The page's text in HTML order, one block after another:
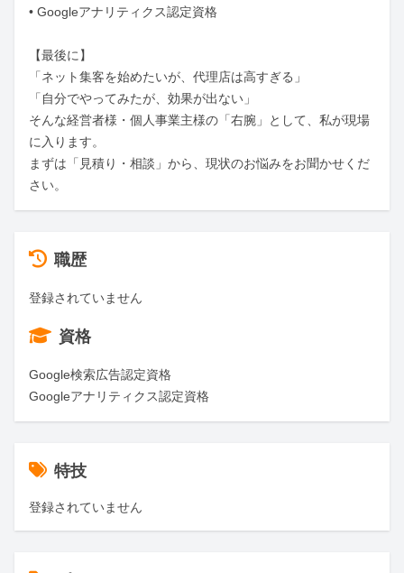
• Googleアナリティクス認定資格
【最後に】
「ネット集客を始めたいが、代理店は高すぎる」
「自分でやってみたが、効果が出ない」
そんな経営者様・個人事業主様の「右腕」として、私が現場
に入ります。
まずは「見積り・相談」から、現状のお悩みをお聞かせくだ
さい。
職歴
登録されていません
資格
Google検索広告認定資格
Googleアナリティクス認定資格
特技
登録されていません